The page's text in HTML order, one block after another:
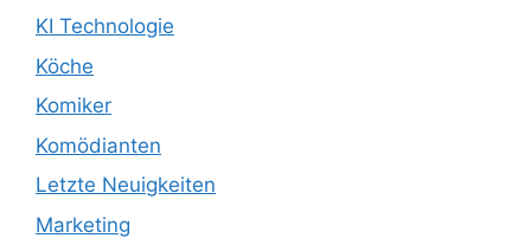
KI Technologie
Köche
Komiker
Komödianten
Letzte Neuigkeiten
Marketing